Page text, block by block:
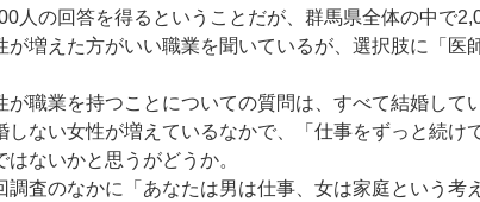
人の回答を得るということだが、群馬県全体の中で
が増えた方がいい職業を聞いているが、選択肢に「医
が職業を持つことについての質問は、すべて結婚して
しない女性が増えているなかで、「仕事をずっと続け
はないかと思うがどうか。
調査のなかに「あなたは男は仕事、女は家庭という考